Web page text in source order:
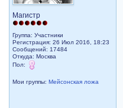
Магистр
Группа: Участники
Регистрация: 26 Июл 2016, 18:23
Сообщений: 17484
Откуда: Москва
Пол:
Мои группы:Мейсонская ложа